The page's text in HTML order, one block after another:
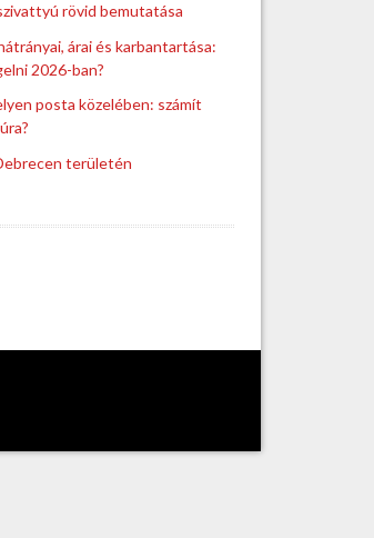
rövid bemutatása
árai és karbantartása:
2026-ban?
posta közelében: számít
területén